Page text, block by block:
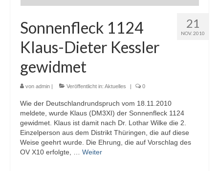
21
NOV. 2010
Sonnenfleck 1124
Klaus-Dieter Kessler
gewidmet
von admin | Veröffentlicht in: Aktuelles | 0
Wie der Deutschlandrundspruch vom 18.11.2010
meldete, wurde Klaus (DM3XI) der Sonnenfleck 1124
gewidmet. Klaus ist damit nach Dr. Lothar Wilke die 2.
Einzelperson aus dem Distrikt Thüringen, die auf diese
Weise geehrt wurde. Die Ehrung, die auf Vorschlag des
OV X10 erfolgte, … Weiter